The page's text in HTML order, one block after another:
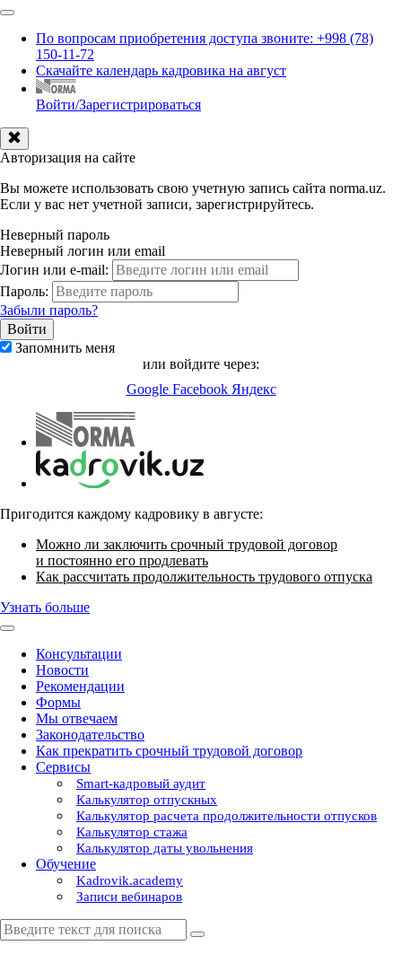
По вопросам приобретения доступа звоните: +998 (78)
150-11-72
Скачайте календарь кадровика на август
Войти/Зарегистрироваться
Авторизация на сайте
Вы можете использовать свою учетную запись сайта norma.uz.
Если у вас нет учетной записи, зарегистрируйтесь.
Неверный пароль
Неверный логин или email
Логин или e-mail:
Пароль:
Забыли пароль?
Запомнить меня
или войдите через:
Google Facebook Яндекс
Пригодится каждому кадровику в августе:
Можно ли заключить срочный трудовой договор
и постоянно его продлевать
Как рассчитать продолжительность трудового отпуска
Узнать больше
Консультации
Новости
Рекомендации
Формы
Мы отвечаем
Законодательство
Как прекратить срочный трудовой договор
Сервисы
Smart-кадровый аудит
Калькулятор отпускных
Калькулятор расчета продолжительности отпусков
Калькулятор стажа
Калькулятор даты увольнения
Обучение
Kadrovik.academy
Записи вебинаров